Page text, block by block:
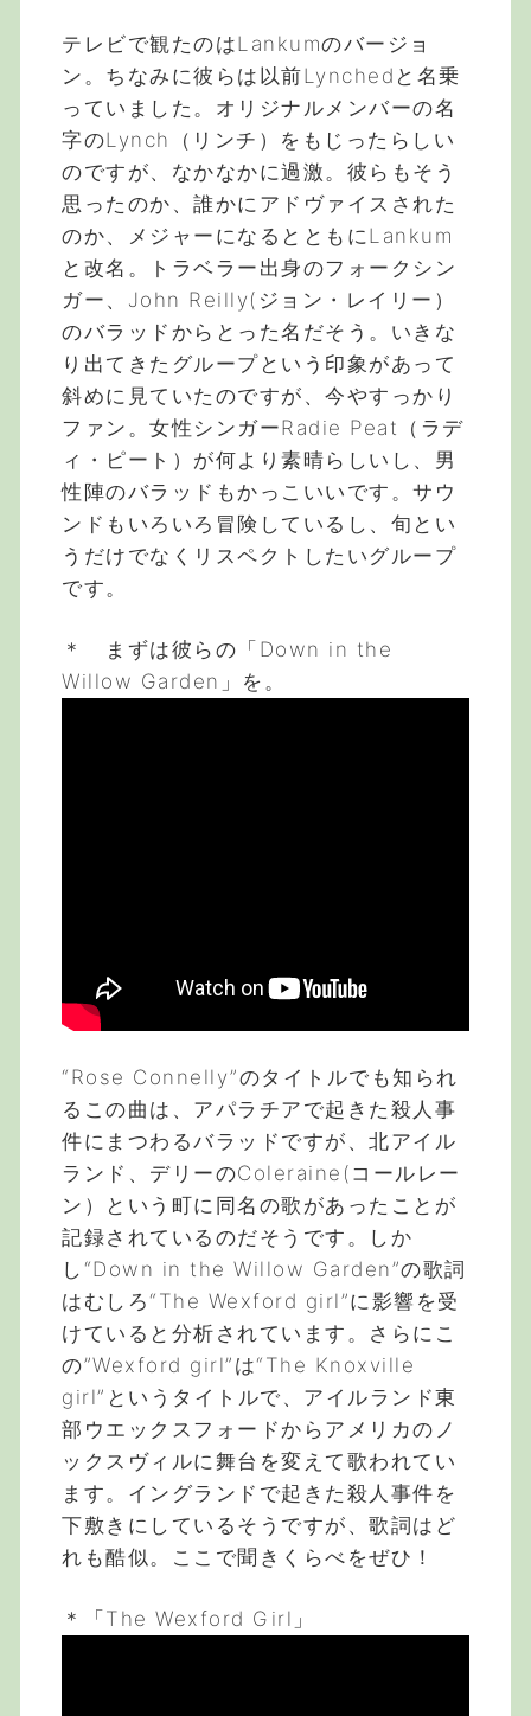
テレビで観たのはLankumのバージョ
ン。ちなみに彼らは以前Lynchedと名乗
っていました。オリジナルメンバーの名
字のLynch（リンチ）をもじったらしい
のですが、なかなかに過激。彼らもそう
思ったのか、誰かにアドヴァイスされた
のか、メジャーになるとともにLankum
と改名。トラベラー出身のフォークシン
ガー、John Reilly(ジョン・レイリー）
のバラッドからとった名だそう。いきな
り出てきたグループという印象があって
斜めに見ていたのですが、今やすっかり
ファン。女性シンガーRadie Peat（ラデ
ィ・ピート）が何より素晴らしいし、男
性陣のバラッドもかっこいいです。サウ
ンドもいろいろ冒険しているし、旬とい
うだけでなくリスペクトしたいグループ
です。
＊ まずは彼らの「Down in the
Willow Garden」を。
“Rose Connelly”のタイトルでも知られ
るこの曲は、アパラチアで起きた殺人事
件にまつわるバラッドですが、北アイル
ランド、デリーのColeraine(コールレー
ン）という町に同名の歌があったことが
記録されているのだそうです。しか
し“Down in the Willow Garden”の歌詞
はむしろ“The Wexford girl”に影響を受
けていると分析されています。さらにこ
の”Wexford girl”は“The Knoxville
girl”というタイトルで、アイルランド東
部ウエックスフォードからアメリカのノ
ックスヴィルに舞台を変えて歌われてい
ます。イングランドで起きた殺人事件を
下敷きにしているそうですが、歌詞はど
れも酷似。ここで聞きくらべをぜひ！
＊「The Wexford Girl」